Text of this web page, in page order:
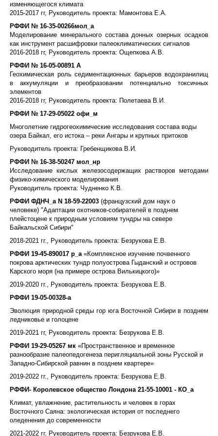
изменяющегося климата
2015-2017 гг, Руководитель проекта: Мамонтова Е.А.
РФФИ № 16-35-00266мол_а
Моделирование минерального состава донных озерных осадков
как инструмент расшифровки палеоклиматических сигналов
2016-2018 гг, Руководитель проекта: Ощепкова А.В.
РФФИ № 16-05-00891 А
Геохимическая роль седиментационных барьеров водохранилищ
в аккумуляции и преобразовании потенциально токсичных
элементов
2016-2018 гг, Руководитель проекта: Полетаева В.И.
РФФИ № 17-29-05022 офи м
Многолетние гидрогеохимические исследования состава воды
озера Байкал, его истока – реки Ангары и крупных притоков
Руководитель проекта: Гребенщикова В.И.
РФФИ № 16-38-50247 мол_нр
Исследование кислых железосодержащих растворов методами
физико-химического моделирования
Руководитель проекта: Чудненко К.В.
РФФИ ФДНЧ_а N 18-59-22003 (французский дом наук о
человеке) "Адаптации охотников-собирателей в позднем
плейстоцене к природным условиям тундры на севере
Байкальской Сибири"
2018-2021 гг., Руководитель проекта: Безрукова Е.В.
РФФИ 19-45-890017 р_а«Комплексное изучение почвенного
покрова арктических тундр полуострова Гыданский и островов
Карского моря (на примере острова Вилькицкого)»
2019-2020 гг., Руководитель проекта: Безрукова Е.В.
РФФИ 19-05-00328-а
Эволюция природной среды гор юга Восточной Сибири в позднем
ледниковье и голоцене
2019-2021 гг, Руководитель проекта: Безрукова Е.В.
РФФИ 19-29-05267 мк «Пространственное и временное
разнообразие палеопедогенеза перигляциальной зоны Русской и
Западно-Сибирской равнин в позднем квартере»
2019-2022 гг., Руководитель проекта: Безрукова Е.В.
РФФИ- Королевское общество Лондона 21-55-10001 - КО_а
Климат, увлажнение, растительность и человек в горах
Восточного Саяна: экологическая история от последнего
оледенения до современности
2021-2022 гг, Руководитель проекта: Безрукова Е.В.